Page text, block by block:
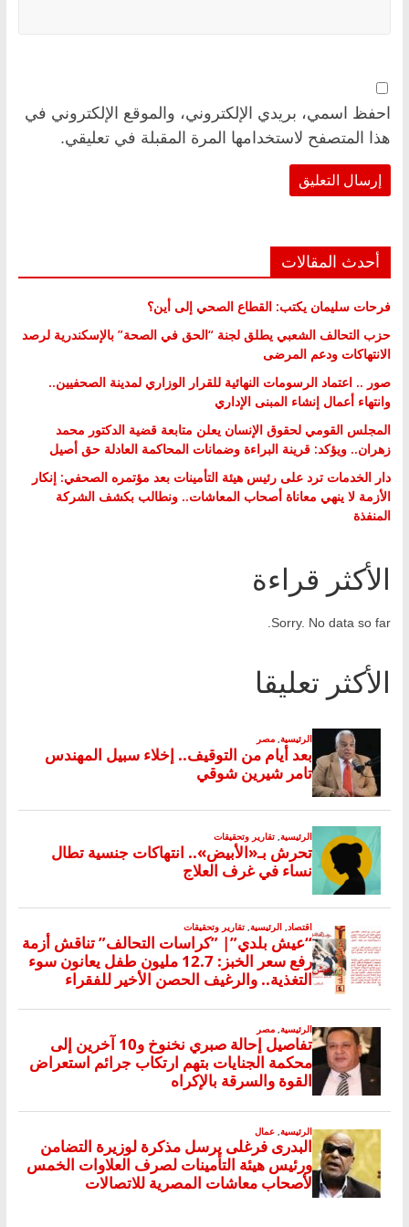
احفظ اسمي، بريدي الإلكتروني، والموقع الإلكتروني في
هذا المتصفح لاستخدامها المرة المقبلة في تعليقي.
أحدث المقالات
فرحات سليمان يكتب: القطاع الصحي إلى أين؟
حزب التحالف الشعبي يطلق لجنة “الحق في الصحة” بالإسكندرية لرصد
الانتهاكات ودعم المرضى
صور .. اعتماد الرسومات النهائية للقرار الوزاري لمدينة الصحفيين..
وانتهاء أعمال إنشاء المبنى الإداري
المجلس القومي لحقوق الإنسان يعلن متابعة قضية الدكتور محمد
زهران.. ويؤكد: قرينة البراءة وضمانات المحاكمة العادلة حق أصيل
دار الخدمات ترد على رئيس هيئة التأمينات بعد مؤتمره الصحفي: إنكار
الأزمة لا ينهي معاناة أصحاب المعاشات.. ونطالب بكشف الشركة
المنفذة
الأكثر قراءة
Sorry. No data so far.
الأكثر تعليقا